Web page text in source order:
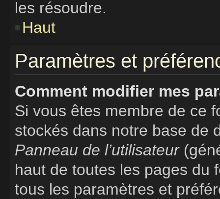
les résoudre.
Haut
Paramètres et
Comment modifier mes
Si vous êtes membre de ce
stockés dans notre base de
Panneau de l’utilisateur
haut de toutes les pages du
tous les paramètres et